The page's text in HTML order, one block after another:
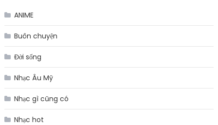
ANIME
Buôn chuyện
Đời sống
Nhạc Âu Mỹ
Nhạc gì cũng có
Nhạc hot